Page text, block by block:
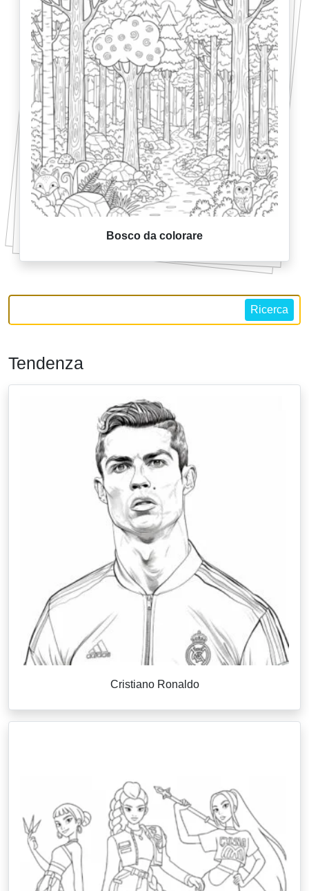
Bosco da colorare
Ricerca
Tendenza
Cristiano Ronaldo